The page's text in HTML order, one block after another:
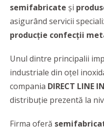
semifabricate şi
asigurând servicii
producţie confecţii
Unul dintre principalii
industriale din oţel
compania DIRECT LINE
distribuţie prezentă la
Firma oferă